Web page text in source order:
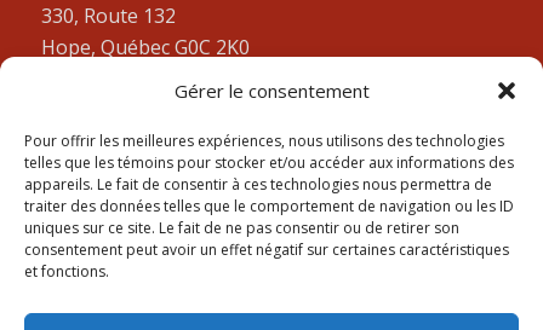
Gérer le consentement
Pour offrir les meilleures expériences, nous utilisons des technologies
telles que les témoins pour stocker et/ou accéder aux informations des
appareils. Le fait de consentir à ces technologies nous permettra de
traiter des données telles que le comportement de navigation ou les ID
uniques sur ce site. Le fait de ne pas consentir ou de retirer son
consentement peut avoir un effet négatif sur certaines caractéristiques
et fonctions.
330, Route 132
Hope, Québec G0C 2K0
Lundi-vendredi:9am à 4pm